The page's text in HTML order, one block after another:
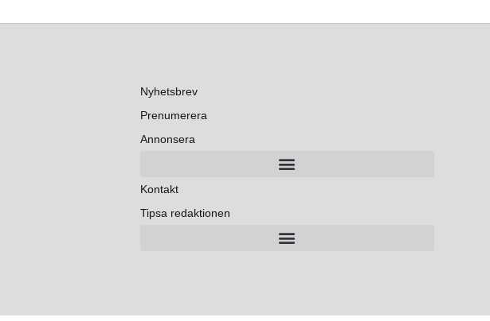
Nyhetsbrev
Prenumerera
Annonsera
Kontakt
Tipsa redaktionen